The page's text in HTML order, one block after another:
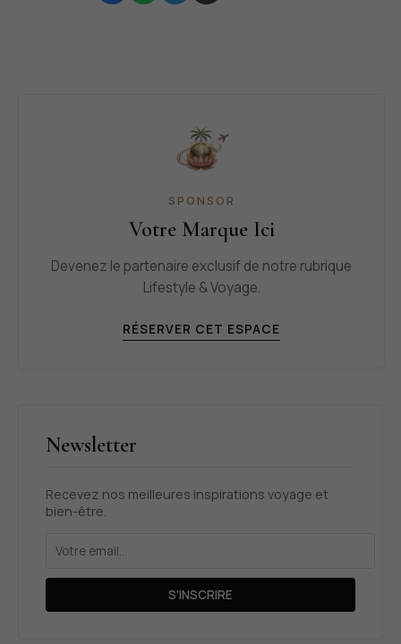
SPONSOR
Votre Marque Ici
Devenez le partenaire exclusif de notre rubrique
Lifestyle & Voyage.
RÉSERVER CET ESPACE
Newsletter
Recevez nos meilleures inspirations voyage et
bien-être.
S'INSCRIRE